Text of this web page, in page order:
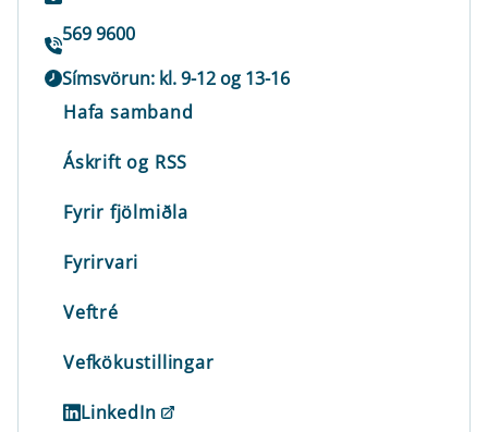
569 9600
Símsvörun: kl. 9-12 og 13-16
Hafa samband
Áskrift og RSS
Fyrir fjölmiðla
Fyrirvari
Veftré
Vefkökustillingar
LinkedIn